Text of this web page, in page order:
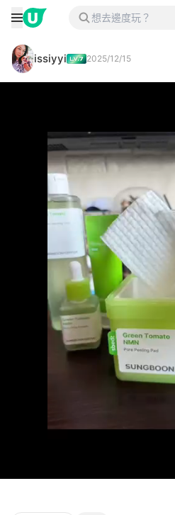
issiyyi 2025/12/15
100.00%